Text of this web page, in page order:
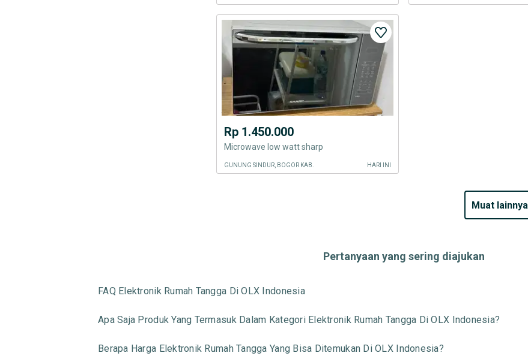
Rp 1.450.000
Microwave low watt sharp
GUNUNG SINDUR, BOGOR KAB. HARI INI
muat lainnya
Pertanyaan yang sering diajukan
FAQ Elektronik Rumah Tangga Di OLX Indonesia
Apa Saja Produk Yang Termasuk Dalam Kategori Elektronik Rumah Tangga Di OLX Indonesia?
Berapa Harga Elektronik Rumah Tangga Yang Bisa Ditemukan Di OLX Indonesia?